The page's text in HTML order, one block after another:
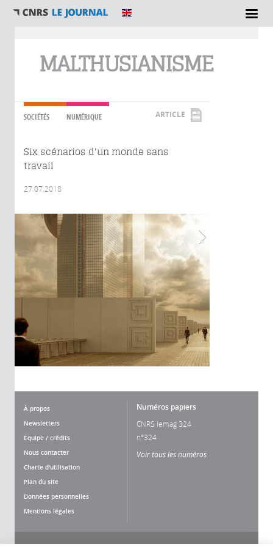
MALTHUSIANISME
SOCIÉTÉS NUMÉRIQUE ARTICLE
Six scénarios d'un monde sans
travail
27.07.2018
À propos
Newsletters
Équipe / crédits
Nous contacter
Charte d'utilisation
Plan du site
Données personnelles
Mentions légales
Numéros papiers
CNRS lemag 324
n°324
Voir tous les numéros